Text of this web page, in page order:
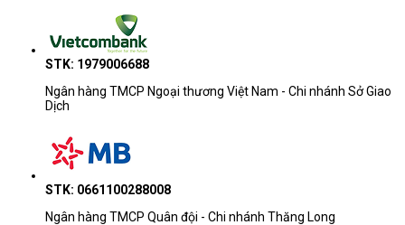
riêng biệt, khắc phục tình trạng bấm nhầm phím mà nhiều người
gặp phải. Phần Touchpad của máy khá rộng, di tay mượt mà,
phản hồi nhanh.
CỔNG KẾT NỐI ĐA DẠNG
STK: 1979006688
Ngân hàng TMCP Ngoại thương Việt Nam - Chi nhánh Sở Giao
Dịch
STK: 0661100288008
Ngân hàng TMCP Quân đội - Chi nhánh Thăng Long